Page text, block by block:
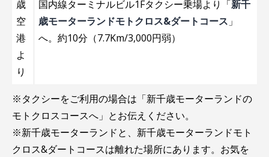
歳
空
港
よ
り
国内線ターミナルビル1Fタクシー乗場より「新千
歳モーターランドモトクロス&ダートコース 」
へ。約10分（7.7Km/3,000円弱）
※タクシーをご利用の場合は「新千歳モーターランドの
モトクロスコースへ」とお伝えください。
※新千歳モーターランドと、新千歳モーターランドモト
クロス&ダートコースは離れた場所にあります。お気を